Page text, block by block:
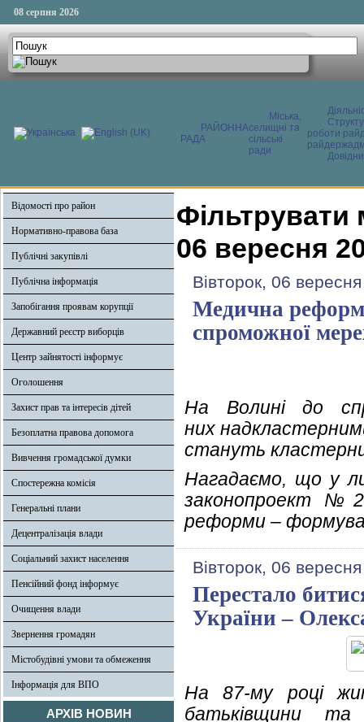
08 серпня 2026
РАЙОННА
РАДА
Міська,
селищні та
сільські
ради
роботи
Відомості про район
Нормативно-правова база
Публічні закупівлі
Публічна інформація
Запобігання проявам корупції
Державний реєстр виборців
Центр зайнятості інформує
Оголошення
Захист прав та інтересів дітей
Безоплатна правова допомога
Вивчення громадської думки
Спостережна комісія
Генеральні плани
Децентралізація влади
Соціальний захист населення
Пенсійний фонд інформує
Очищення влади
Звернення громадян
Містобудівні умови та обмеження
Інформація для ВПО
АРХІВ НОВИН
Фільтрувати
06 вересня
Вівторок, 06
Медична
спроможної
На Волині до
них
стануть
Нагадаємо, що у
законопроект
реформи –
Вівторок, 06
Перестало
України –
На 87-му році
батьківщини